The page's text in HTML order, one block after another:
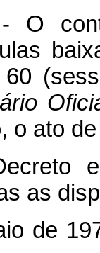
O
o ato
as
de